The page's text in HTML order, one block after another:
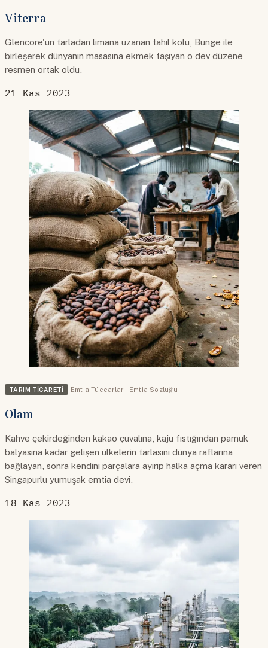
Viterra
Glencore'un tarladan limana uzanan tahıl kolu, Bunge ile
birleşerek dünyanın masasına ekmek taşıyan o dev düzene
resmen ortak oldu.
21 Kas 2023
TARIM TICARETI Emtia Tüccarları Emtia Sözlüğü
Olam
Kahve çekirdeğinden kakao çuvalına, kaju fıstığından pamuk
balyasına kadar gelişen ülkelerin tarlasını dünya raflarına
bağlayan, sonra kendini parçalara ayırıp halka açma kararı veren
Singapurlu yumuşak emtia devi.
18 Kas 2023